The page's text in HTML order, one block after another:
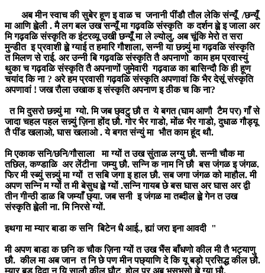
अब मीन स्वाच की सुबेर हूण इ वाळ च जनानी पींडौ तौल लेकि संन्यूँ /छन्यूँ
मा आणि ह्वेली . मै लग बल उख सन्यूँ मा गढ़वळि संस्कृति क दर्शन ह्व़े इ जाला अर
मि गढ़वळि संस्कृति क इंटरव्यू उखी छन्यूँ मा ले ल्योलु. अब चूंकि मेरो त सरा
मुन्डीत इ प्रवाशी ह्व़े ग्याई त हमारि गौशाला, सन्नी या छन्न्युं मा गढ़वळि संस्कृति
त मिलण से राई. अर उन्नी बि गढ़वळि संस्कृति तै अपनाणो काम हम प्रवास्युं
थुका च गढ़वळि संस्कृति तै अपनाणों जुमेवारी गढ़वाळ का बासिन्दौ कि ही हूण
चयांद कि ना ? अरे हम प्रवासी गढ़वळि संस्कृति अपणावां कि भैर देसूं संस्कृति
अपणावां ! जख रौला उखाक इ संस्कृति अपनाण इ ठीक च कि ना?
त मि दुसरो छन्न्युं मा ग्यो. मि जब छ्वटु छौ त ये बगत (घाम आणौ टैम पर) गाँ से
जादा चहल पहल सन्न्युं ज़िना होंद छौ. गोर भैर गाडो, मोंळ भैर गाडो, दुधाळ गौड्यू
तै पींड खलाओ, घास खलाओ . ये बगत संन्युं मा भौत काम हूंद थौ.
मि एकाक सनि/छनि/गौसाला मा ग्यों त उख सुंताळ लग्यु छौ. सन्नी चौक मा
तछिल, कण्डाळि अर लेंटीना जम्यु छौ. सन्नि क नाम नि छौ बस जंगळ इ जंगळ.
फिर मी स्ब्युं सन्न्युं मा ग्यों त सबि जगा इ हाल छौ. सब जगा जंगळ को माहौल. मी
अपण सन्नि म ग्यों त मी बेसुध ह्व़े ग्यों .सन्नि गायब छे बस घास अर घास अर द्वी
तीन गीन्ठी डाळ बि जम्याँ छ्या. जब सनी इ जंगळ मा तब्दील ह्व़े गेन त उख
संस्कृति ह्वेली ना. मि निरसे ग्यों.
इथगा मा म्यार बाडा क सनि बिटेन धै आई., ह्यां जरा इना आवदी "
मी अपण बाडा क छनि क चौक ज़िना ग्यों त उख भैंस बाँधणो कील मी तै भट्याणु
छौ. कील मा अब जान त नि छे पण मीन पछ्याणि दे कि यू बड़ो प्रसिद्ध कील छौ.